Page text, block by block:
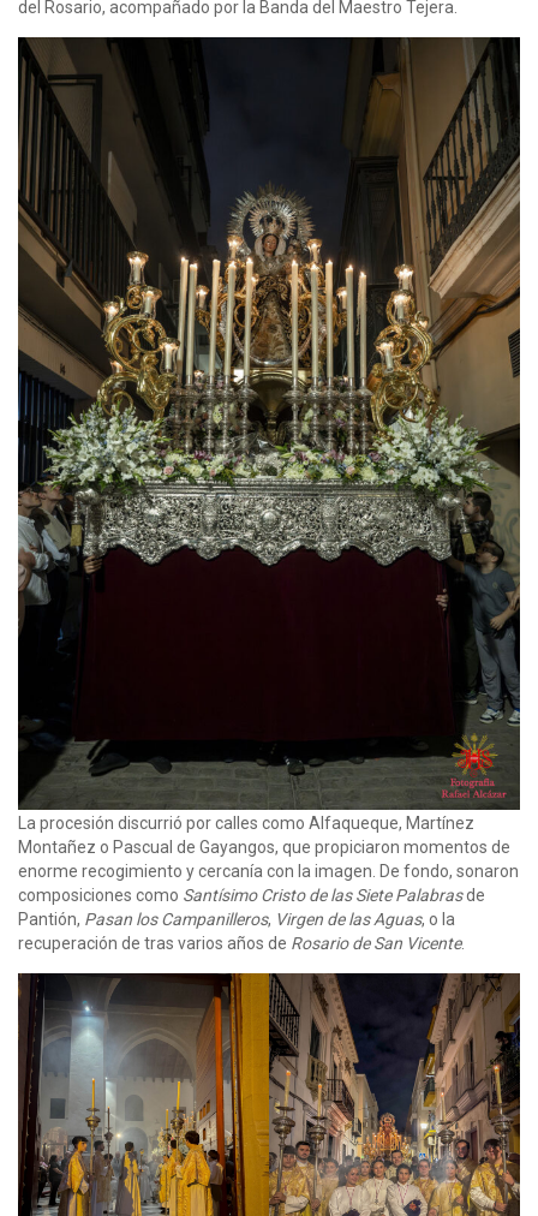
del Rosario, acompañado por la Banda del Maestro Tejera.
La procesión discurrió por calles como Alfaqueque, Martínez
Montañez o Pascual de Gayangos, que propiciaron momentos de
enorme recogimiento y cercanía con la imagen. De fondo, sonaron
composiciones como Santísimo Cristo de las Siete Palabrasde
Pantión, Pasan los Campanilleros, Virgen de las Aguas, o la
recuperación de tras varios años de Rosario de San Vicente.